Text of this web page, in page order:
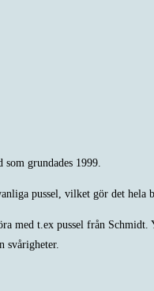
som grundades 1999.
pussel, vilket gör det hela
med t.ex pussel från
svårigheter.